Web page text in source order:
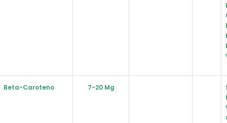
Beta-Caroteno 7-20 Mg